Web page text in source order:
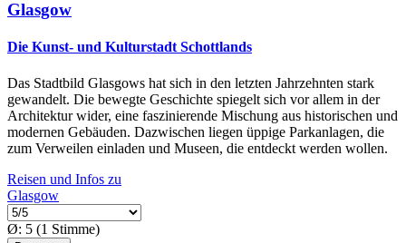
Glasgow
Die Kunst- und Kulturstadt Schottlands
Das Stadtbild Glasgows hat sich in den letzten Jahrzehnten stark
gewandelt. Die bewegte Geschichte spiegelt sich vor allem in der
Architektur wider, eine faszinierende Mischung aus historischen und
modernen Gebäuden. Dazwischen liegen üppige Parkanlagen, die
zum Verweilen einladen und Museen, die entdeckt werden wollen.
Reisen und Infos zu
Glasgow
Ø: 5 (1 Stimme)